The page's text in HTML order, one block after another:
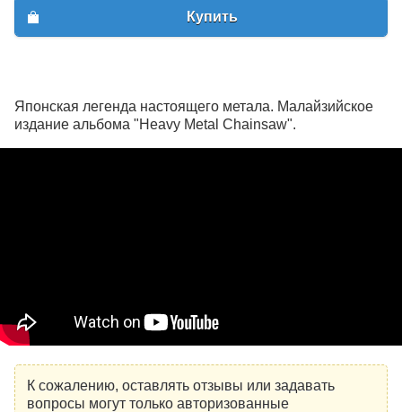
Купить
Японская легенда настоящего метала. Малайзийское
издание альбома "Heavy Metal Chainsaw".
К сожалению, оставлять отзывы или задавать
вопросы могут только авторизованные